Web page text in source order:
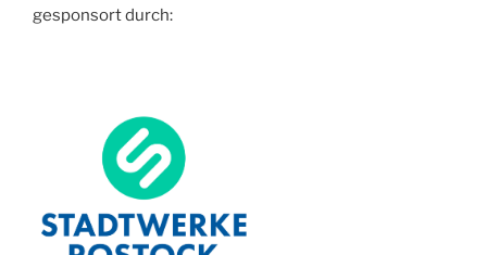
gesponsort durch: